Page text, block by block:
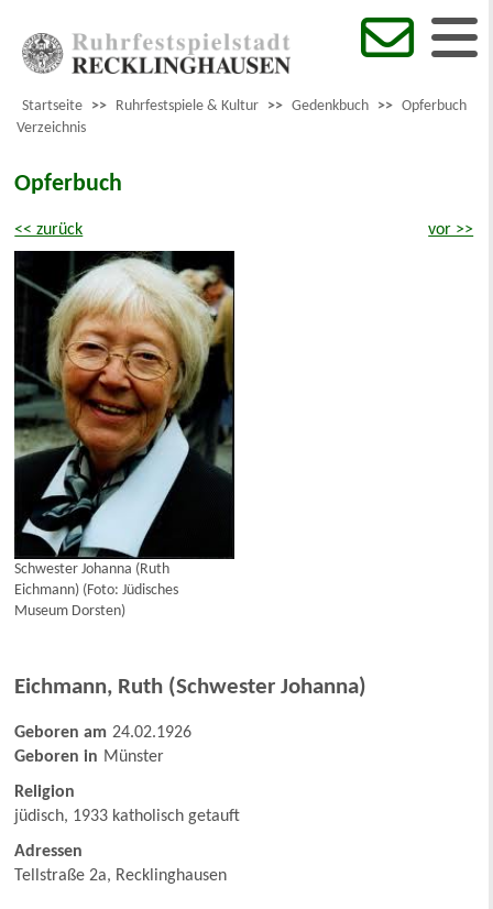
Startseite >> Ruhrfestspiele & Kultur >> Gedenkbuch >> Opferbuch
Verzeichnis
Opferbuch
<< zurück vor >>
Schwester Johanna (Ruth
Eichmann) (Foto: Jüdisches
Museum Dorsten)
Eichmann, Ruth (Schwester Johanna)
Geboren am 24.02.1926
Geboren in Münster
Religion
jüdisch, 1933 katholisch getauft
Adressen
Tellstraße 2a, Recklinghausen